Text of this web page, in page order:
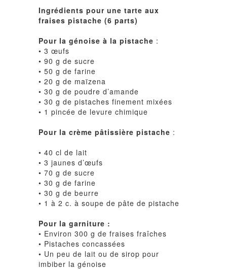
Ingrédients pour une tarte aux
fraises pistache (6 parts)
Pour la génoise à la pistache :
• 3 œufs
• 90 g de sucre
• 50 g de farine
• 20 g de maïzena
• 30 g de poudre d’amande
• 30 g de pistaches finement mixées
• 1 pincée de levure chimique
Pour la crème pâtissière pistache :
• 40 cl de lait
• 3 jaunes d’œufs
• 70 g de sucre
• 30 g de farine
• 30 g de beurre
• 1 à 2 c. à soupe de pâte de pistache
Pour la garniture :
• Environ 300 g de fraises fraîches
• Pistaches concassées
• Un peu de lait ou de sirop pour
imbiber la génoise